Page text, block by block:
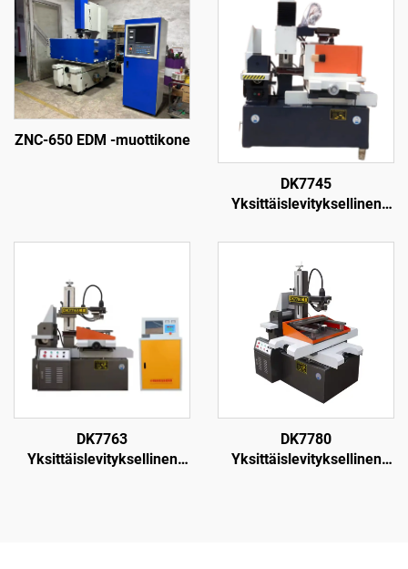
ZNC-650 EDM -muottikone
DK7745
Yksittäislevityksellinen
DK7763
Yksittäislevityksellinen
DK7780
Yksittäislevityksellinen